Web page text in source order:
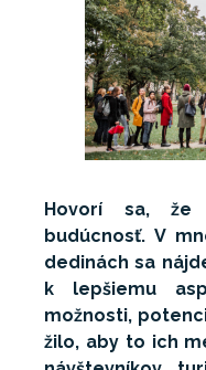
Hovorí sa,
budúcnosť. V
dedinách sa
k lepšiemu
možnosti,
žilo, aby to ich